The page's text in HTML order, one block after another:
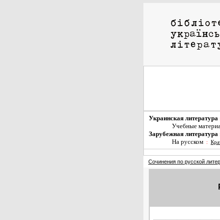
Украинская литература
Учебные
Зарубежная литература
На русском
:
Сочинения по русской